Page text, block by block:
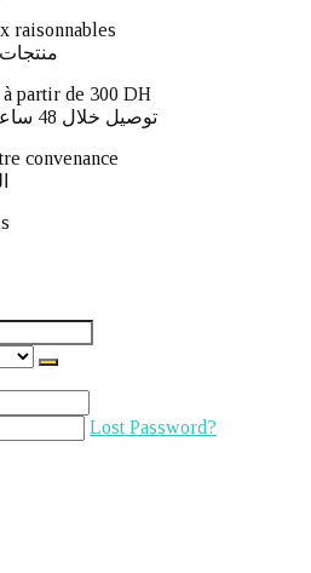
raisonnables
partir de 300 DH
توصيل خلال 48 ساعة مجاني ابتداء من 300 درهم
convenance
Lost Password?